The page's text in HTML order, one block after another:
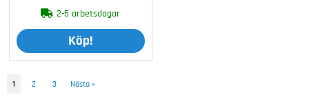
2-5 arbetsdagar
Köp!
1 2 3 Nästa »